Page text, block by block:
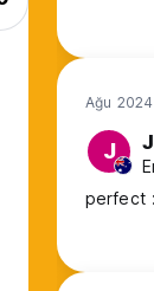
Ağu
J
perfect